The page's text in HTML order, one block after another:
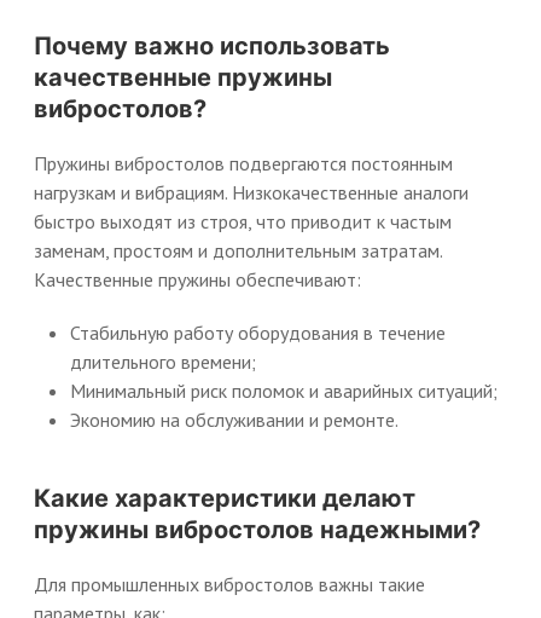
Почему важно использовать
качественные пружины
вибростолов?
Пружины вибростолов подвергаются постоянным
нагрузкам и вибрациям. Низкокачественные аналоги
быстро выходят из строя, что приводит к частым
заменам, простоям и дополнительным затратам.
Качественные пружины обеспечивают:
Стабильную работу оборудования в течение
длительного времени;
Минимальный риск поломок и аварийных ситуаций;
Экономию на обслуживании и ремонте.
Какие характеристики делают
пружины вибростолов надежными?
Для промышленных вибростолов важны такие
параметры, как: